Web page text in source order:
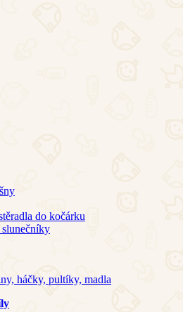
do kočárku
slunečníky
háčky, pultíky, madla